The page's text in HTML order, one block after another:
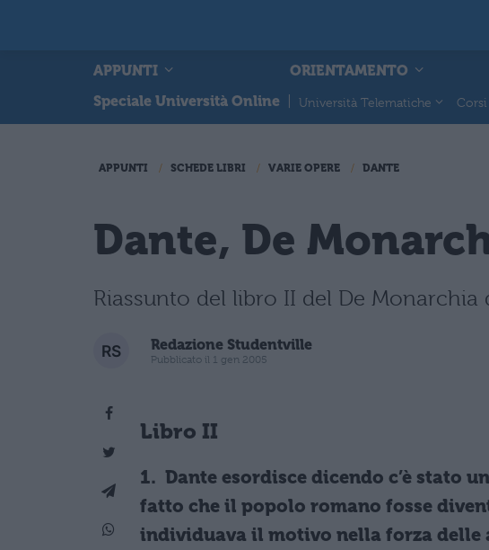
APPUNTI ORIENTAMENTO
Speciale Università Online
Università Telematiche
APPUNTI SCHEDE LIBRI VARIE OPERE DANTE
Dante, De
Riassunto del libro II del De Monarchia
Redazione Studentville
Pubblicato il 1 gen 2005
Libro II
1. Dante esordisce dicendo c’è stato
fatto che il popolo romano fosse
individuava il motivo nella forza delle